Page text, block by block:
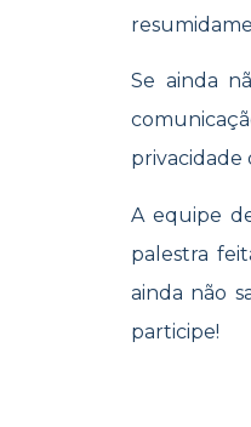
Se ainda
privacidade
A equipe
palestra
ainda não
participe!